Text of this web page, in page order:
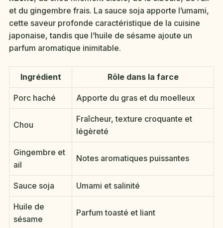
et du gingembre frais. La sauce soja apporte l’umami,
cette saveur profonde caractéristique de la cuisine
japonaise, tandis que l’huile de sésame ajoute un
parfum aromatique inimitable.
Ingrédient Rôle dans la farce
Porc haché Apporte du gras et du moelleux
Chou
Fraîcheur, texture croquante et
légèreté
Gingembre et
ail
Notes aromatiques puissantes
Sauce soja Umami et salinité
Huile de
sésame
Parfum toasté et liant